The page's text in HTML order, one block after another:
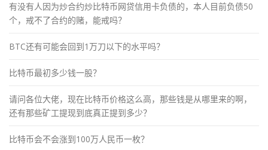
有没有人因为炒合约炒比特币网贷信用卡负债的，本人目前负债50
个，戒不了合约的赌，能戒吗？
BTC还有可能会回到1万刀以下的水平吗？
比特币最初多少钱一股？
请问各位大佬，现在比特币价格这么高，那些钱是从哪里来的啊，
还有那些矿工提现到底真正提到多少？
比特币会不会涨到100万人民币一枚？